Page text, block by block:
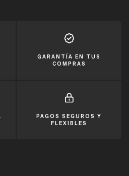
GARANTÍA EN TUS
COMPRAS
PAGOS SEGUROS Y
FLEXIBLES